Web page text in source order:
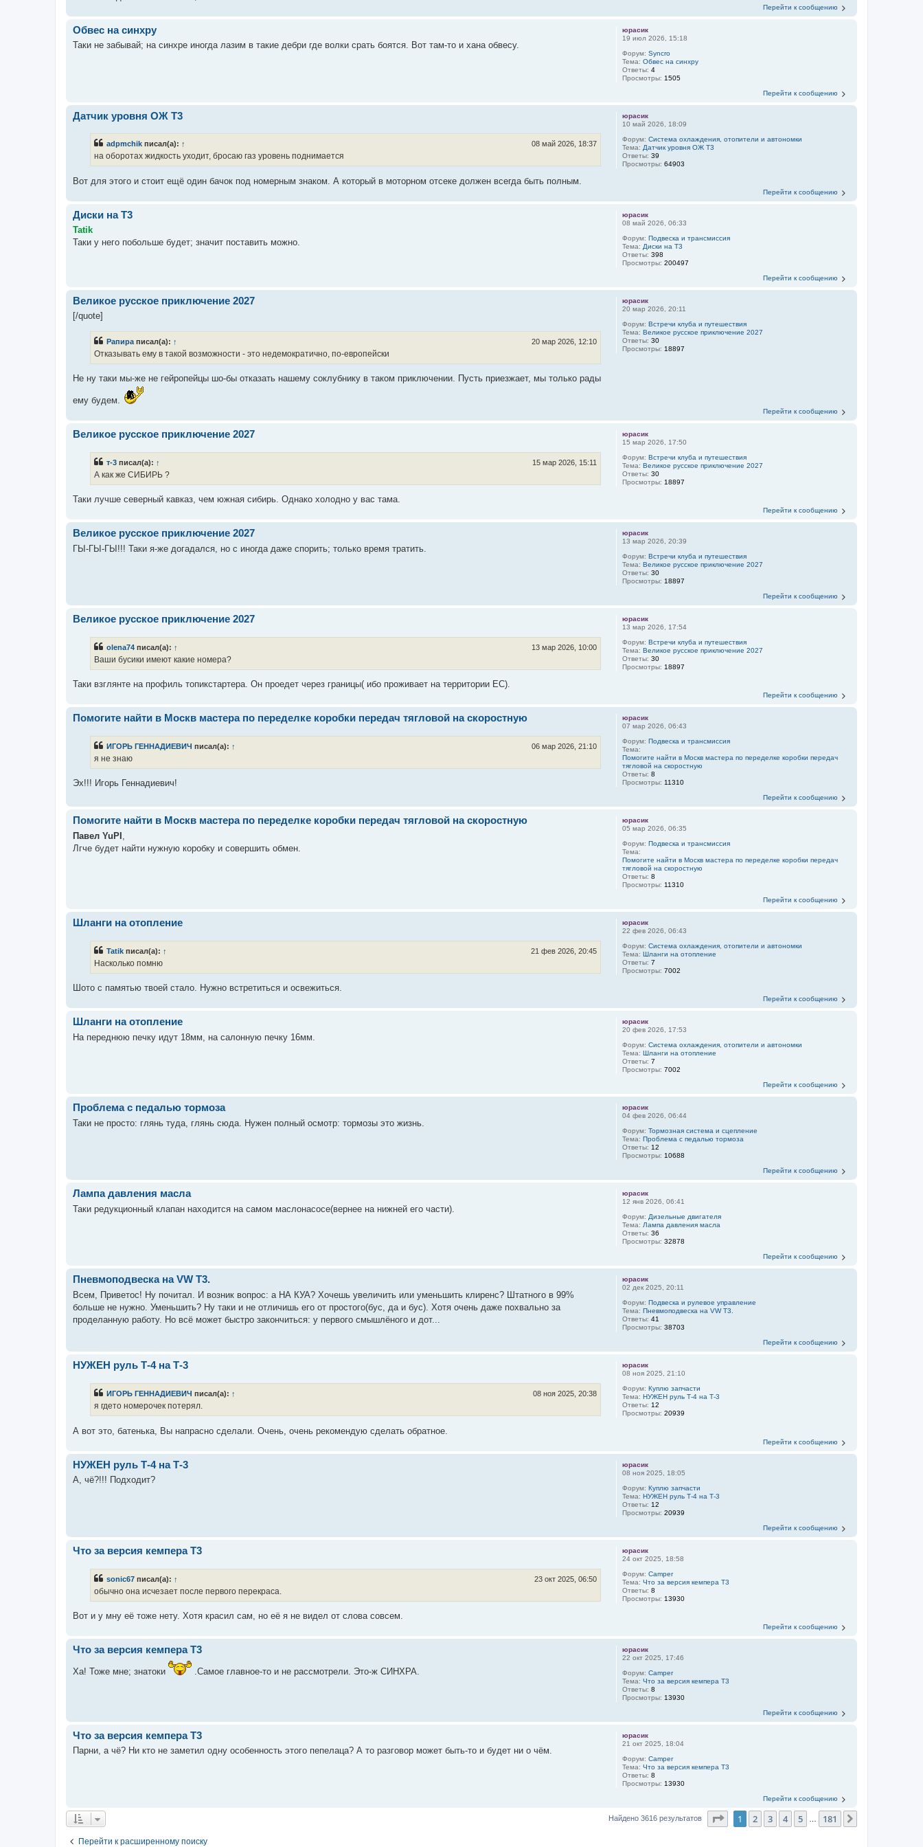
Перейти к сообщению
юрасик
19 июл 2026, 15:18
Форум:Syncro
Тема:Обвес на синхру
Ответы:4
Просмотры: 1505
Обвес на синхру
Таки не забывай; на синхре иногда лазим в такие дебри где волки срать боятся. Вот там-то и хана обвесу.
Перейти к сообщению
юрасик
10 май 2026, 18:09
Форум:Система охлаждения, отопители и автономки
Тема: Датчик уровня ОЖ T3
Ответы:39
Просмотры:64903
Датчик уровня ОЖ T3
adpmchik писал(а): ↑ 08 май 2026, 18:37
на оборотах жидкость уходит, бросаю газ уровень поднимается
Вот для этого и стоит ещё один бачок под номерным знаком. А который в моторном отсеке должен всегда быть полным.
Перейти к сообщению
юрасик
08 май 2026, 06:33
Форум:Подвеска и трансмиссия
Тема: Диски на Т3
Ответы:398
Просмотры:200497
Диски на Т3
Tatik
Таки у него побольше будет; значит поставить можно.
Перейти к сообщению
юрасик
20 мар 2026, 20:11
Форум:Встречи клуба и путешествия
Тема:Великое русское приключение 2027
Ответы:30
Просмотры: 18897
Великое русское приключение 2027
[/quote]
Рапира писал(а): ↑ 20 мар 2026, 12:10
Отказывать ему в такой возможности - это недемократично, по-европейски
Не ну таки мы-же не гейропейцы шо-бы отказать нашему соклубнику в таком приключении. Пусть приезжает, мы только рады
ему будем.
Перейти к сообщению
юрасик
15 мар 2026, 17:50
Форум:Встречи клуба и путешествия
Тема:Великое русское приключение 2027
Ответы:30
Просмотры: 18897
Великое русское приключение 2027
т-3 писал(а): ↑ 15 мар 2026, 15:11
А как же СИБИРЬ ?
Таки лучше северный кавказ, чем южная сибирь. Однако холодно у вас тама.
Перейти к сообщению
юрасик
13 мар 2026, 20:39
Форум:Встречи клуба и путешествия
Тема:Великое русское приключение 2027
Ответы:30
Просмотры: 18897
Великое русское приключение 2027
ГЫ-ГЫ-ГЫ!!! Таки я-же догадался, но с иногда даже спорить; только время тратить.
Перейти к сообщению
юрасик
13 мар 2026, 17:54
Форум:Встречи клуба и путешествия
Тема:Великое русское приключение 2027
Ответы:30
Просмотры: 18897
Великое русское приключение 2027
olena74 писал(а): ↑ 13 мар 2026, 10:00
Ваши бусики имеют какие номера?
Таки взглянте на профиль топикстартера. Он проедет через границы( ибо проживает на территории ЕС).
Перейти к сообщению
юрасик
07 мар 2026, 06:43
Форум:Подвеска и трансмиссия
Тема:
Помогите найти в Москв мастера по переделке коробки передач
тягловой на скоростную
Ответы:8
Просмотры:11310
Помогите найти в Москв мастера по переделке коробки передач тягловой на скоростную
ИГОРЬ ГЕННАДИЕВИЧ писал(а): ↑ 06 мар 2026, 21:10
я не знаю
Эх!!! Игорь Геннадиевич!
Перейти к сообщению
юрасик
05 мар 2026, 06:35
Форум:Подвеска и трансмиссия
Тема:
Помогите найти в Москв мастера по переделке коробки передач
тягловой на скоростную
Ответы:8
Просмотры:11310
Помогите найти в Москв мастера по переделке коробки передач тягловой на скоростную
Павел YuPI
Лгче будет найти нужную коробку и совершить обмен.
Перейти к сообщению
юрасик
22 фев 2026, 06:43
Форум:Система охлаждения, отопители и автономки
Тема:Шланги на отопление
Ответы:7
Просмотры:7002
Шланги на отопление
Tatik писал(а): ↑ 21 фев 2026, 20:45
Насколько помню
Шото с памятью твоей стало. Нужно встретиться и освежиться.
Перейти к сообщению
юрасик
20 фев 2026, 17:53
Форум:Система охлаждения, отопители и автономки
Тема: Шланги на отопление
Ответы:7
Просмотры:7002
Шланги на отопление
На переднюю печку идут 18мм, на салонную печку 16мм.
Перейти к сообщению
юрасик
04 фев 2026, 06:44
Форум:Тормозная система и сцепление
Тема: Проблема с педалью тормоза
Ответы:12
Просмотры:10688
Проблема с педалью тормоза
Таки не просто: глянь туда, глянь сюда. Нужен полный осмотр: тормозы это жизнь.
Перейти к сообщению
юрасик
12 янв 2026, 06:41
Форум:Дизельные двигателя
Тема:Лампа давления масла
Ответы:36
Просмотры:32878
Лампа давления масла
Таки редукционный клапан находится на самом маслонасосе(вернее на нижней его части).
Перейти к сообщению
юрасик
02 дек 2025, 20:11
Форум: Подвеска и рулевое управление
Тема: Пневмоподвеска на VW Т3.
Ответы:41
Просмотры:38703
Пневмоподвеска на VW Т3.
Всем, Приветос! Ну почитал. И возник вопрос: а НА КУА? Хочешь увеличить или уменьшить клиренс? Штатного в 99%
больше не нужно. Уменьшить? Ну таки и не отличишь его от простого(бус, да и бус). Хотя очень даже похвально за
проделанную работу. Но всё может быстро закончиться: у первого смышлёного и дот...
Перейти к сообщению
юрасик
08 ноя 2025, 21:10
Форум: Куплю запчасти
Тема: НУЖЕН руль Т-4 на Т-3
Ответы:12
Просмотры:20939
НУЖЕН руль Т-4 на Т-3
ИГОРЬ ГЕННАДИЕВИЧ писал(а): ↑ 08 ноя 2025, 20:38
я гдето номерочек потерял.
А вот это, батенька, Вы напрасно сделали. Очень, очень рекомендую сделать обратное.
Перейти к сообщению
юрасик
08 ноя 2025, 18:05
Форум:Куплю запчасти
Тема:НУЖЕН руль Т-4 на Т-3
Ответы: 12
Просмотры:20939
НУЖЕН руль Т-4 на Т-3
А, чё?!!! Подходит?
Перейти к сообщению
юрасик
24 окт 2025, 18:58
Форум:Camper
Тема:Что за версия кемпера Т3
Ответы:8
Просмотры: 13930
Что за версия кемпера Т3
sonic67 писал(а): ↑ 23 окт 2025, 06:50
обычно она исчезает после первого перекраса.
Вот и у мну её тоже нету. Хотя красил сам, но её я не видел от слова совсем.
Перейти к сообщению
юрасик
22 окт 2025, 17:46
Форум:Camper
Тема:Что за версия кемпера Т3
Ответы:8
Просмотры: 13930
Что за версия кемпера Т3
Ха! Тоже мне; знатоки .Самое главное-то и не рассмотрели. Это-ж СИНХРА.
Перейти к сообщению
юрасик
21 окт 2025, 18:04
Форум:Camper
Тема:Что за версия кемпера Т3
Ответы:8
Просмотры: 13930
Что за версия кемпера Т3
Парни, а чё? Ни кто не заметил одну особенность этого пепелаца? А то разговор может быть-то и будет ни о чём.
Перейти к сообщению
Найдено 3616 результатов Страница1 из 181
1 2 3 4 5 181
Перейти к расширенному поиску